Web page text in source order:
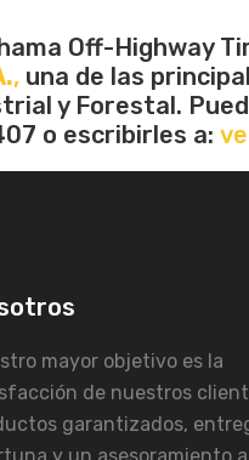
Off-Highway
, una de las
y Forestal.
o escribirles a:
mayor objetivo es la
de nuestros
garantizados,